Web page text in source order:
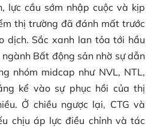
lực cầu sớm nhập cuộc và kịp
thị trường đã đánh mất trước
dịch. Sắc xanh lan tỏa tới hầu
Bất động sản nhờ sự dẫn
nhóm midcap như NVL, NTL,
kể vào sự phục hồi của thị
Ở chiều ngược lại, CTG và
chịu áp lực điều chỉnh và tác